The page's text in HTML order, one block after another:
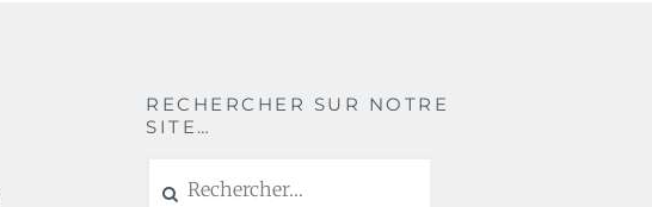
RECHERCHER SUR NOTRE
SITE…